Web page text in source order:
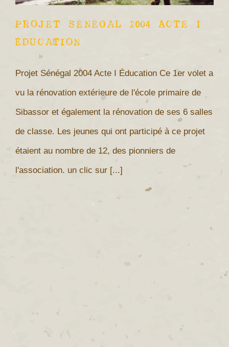
Projet Sénégal 2004 Acte I
Éducation
Projet Sénégal 2004 Acte I Éducation Ce 1er volet a
vu la rénovation extérieure de l'école primaire de
Sibassor et également la rénovation de ses 6 salles
de classe. Les jeunes qui ont participé à ce projet
étaient au nombre de 12, des pionniers de
l'association. un clic sur [...]